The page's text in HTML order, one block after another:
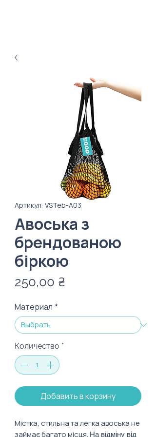
Артикул: VSTeb-А03
Авоська з
брендованою
біркою
250,00 ₴
Материал *
Количество *
Добавить в корзину
Містка, стильна та легка авоська не
займає багато місця. На відміну від